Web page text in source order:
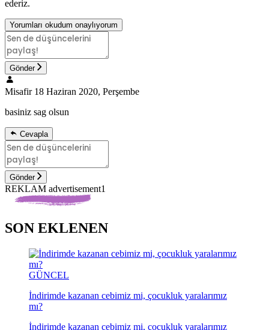
ederiz.
Yorumları okudum onaylıyorum
Gönder
Misafir 18 Haziran 2020, Perşembe
basiniz sag olsun
Cevapla
Gönder
REKLAM advertisement1
SON EKLENEN
GÜNCEL
İndirimde kazanan cebimiz mi, çocukluk yaralarımız
mı?
İndirimde kazanan cebimiz mi, çocukluk yaralarımız